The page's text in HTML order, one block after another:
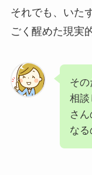
それでも、いた
ごく醒めた現実
そ
相談
さ
なる